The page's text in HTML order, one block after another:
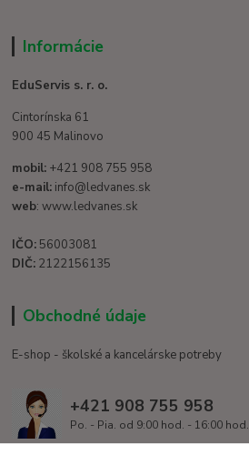
Informácie
EduServis s. r. o.
Cintorínska 61
900 45 Malinovo
mobil: +421 908 755 958
e-mail: info@ledvanes.sk
web: www.ledvanes.sk
IČO: 56003081
DIČ: 2122156135
Obchodné údaje
E-shop - školské a kancelárske potreby
+421 908 755 958
Po. - Pia. od 9:00 hod. - 16:00 hod.